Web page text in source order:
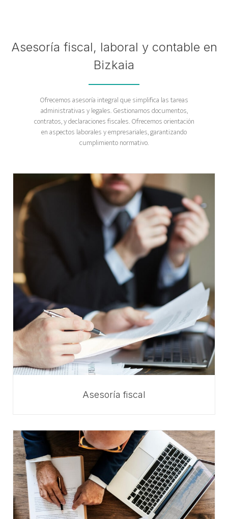
Asesoría fiscal, laboral y contable en
Bizkaia
Ofrecemos asesoría integral que simplifica las tareas
administrativas y legales. Gestionamos documentos,
contratos, y declaraciones fiscales. Ofrecemos orientación
en aspectos laborales y empresariales, garantizando
cumplimiento normativo.
Asesoría fiscal